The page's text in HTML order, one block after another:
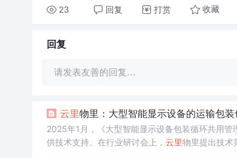
23 回复 打赏 收藏
回复
请发表友善的回复…
云里物里：大型智能显示设备的运输包装
2025年1月，《大型智能显示设备包装循环共用管
供技术支持。在行业研讨会上， 云里物里提出技术